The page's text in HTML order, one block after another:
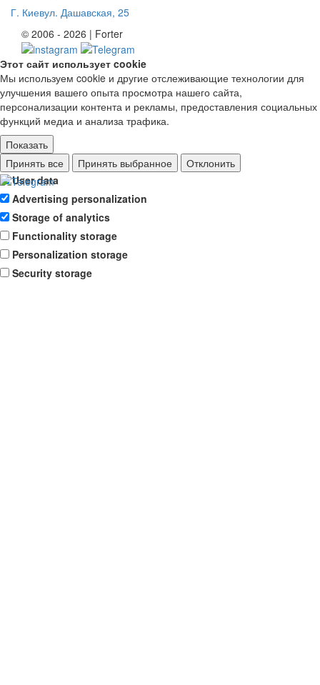
Г. Киевул. Дашавская, 25
© 2006 - 2026 | Forter
Этот сайт использует cookie
Мы используем cookie и другие отслеживающие технологии для
улучшения вашего опыта просмотра нашего сайта,
персонализации контента и рекламы, предоставления социальных
функций медиа и анализа трафика.
Показать
Ad storage
User data
Advertising personalization
Storage of analytics
Functionality storage
Personalization storage
Security storage
Принять все Принять выбранное Отклонить